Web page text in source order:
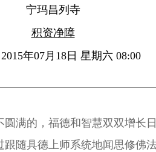
宁玛昌列寺
积资净障
年07月18日 星期六 08:00
圆满的，福德和智慧双双增长
跟随具德上师系统地闻思修佛